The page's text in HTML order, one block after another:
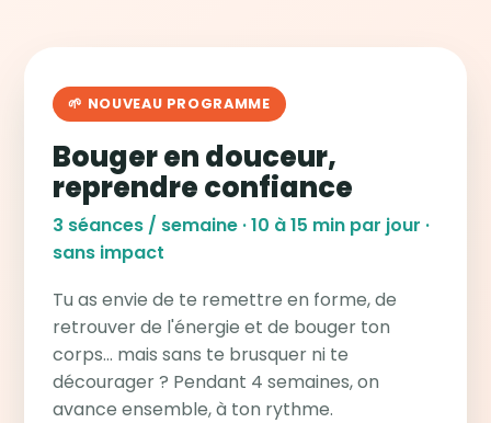
🌱 NOUVEAU PROGRAMME
Bouger en douceur,
reprendre confiance
3 séances / semaine · 10 à 15 min par jour ·
sans impact
Tu as envie de te remettre en forme, de
retrouver de l'énergie et de bouger ton
corps… mais sans te brusquer ni te
décourager ? Pendant 4 semaines, on
avance ensemble, à ton rythme.